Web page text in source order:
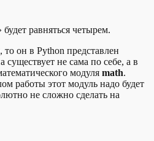
равняться четырем.
то он в Python представлен
существует не сама по себе, а в
модуля math.
работы этот модуль надо будет
не сложно сделать на